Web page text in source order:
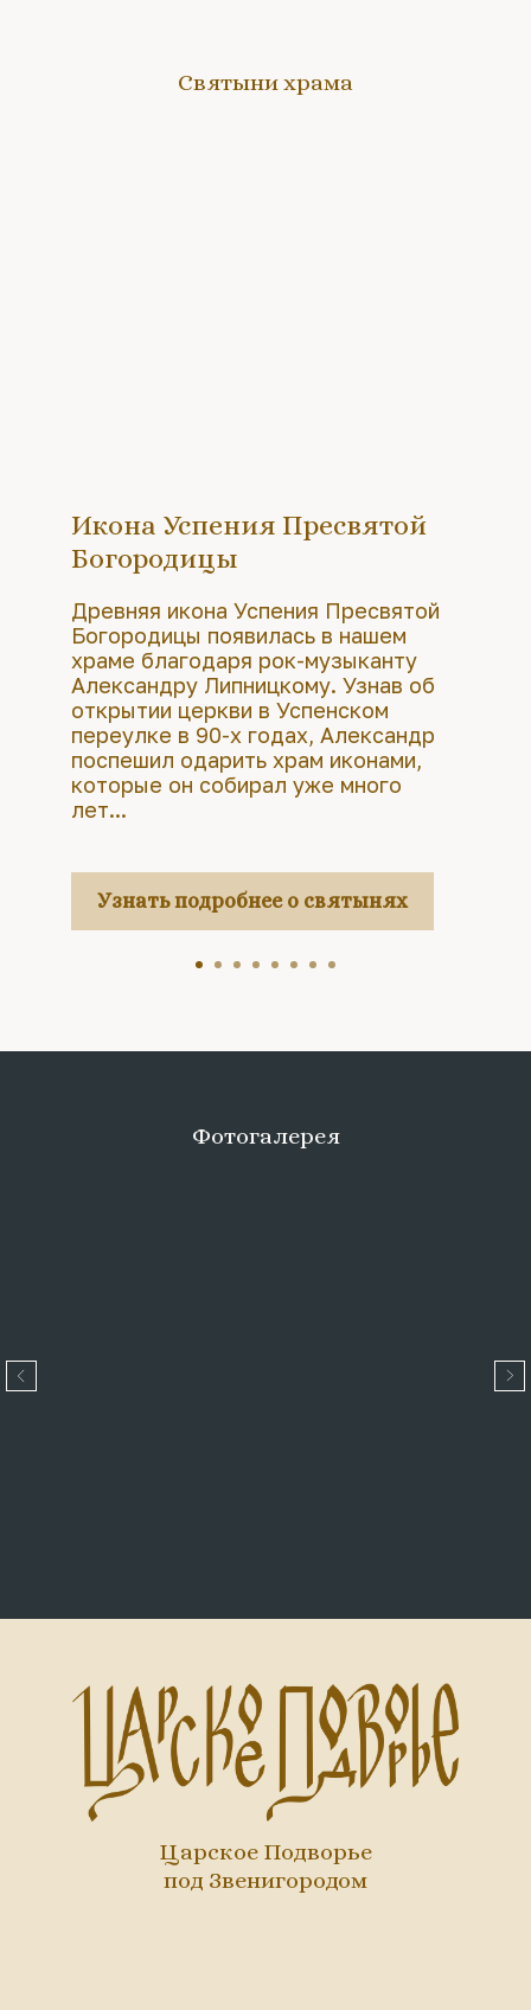
Святыни храма
Икона Успения Пресвятой
Богородицы
Древняя икона Успения Пресвятой
Богородицы появилась в нашем
храме благодаря рок-музыканту
Александру Липницкому. Узнав об
открытии церкви в Успенском
переулке в 90-х годах, Александр
поспешил одарить храм иконами,
которые он собирал уже много
лет...
Узнать подробнее о святынях
Фотогалерея
Царское Подворье
под Звенигородом